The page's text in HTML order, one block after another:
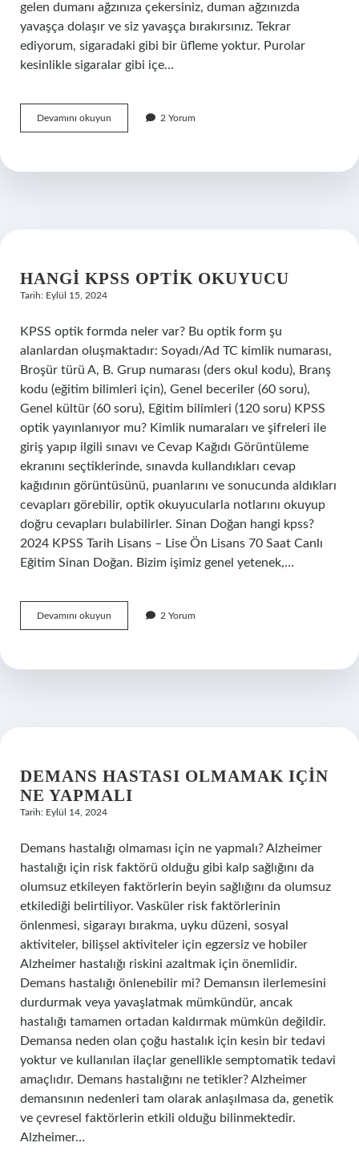
gelen dumanı ağzınıza çekersiniz, duman ağzınızda
yavaşça dolaşır ve siz yavaşça bırakırsınız. Tekrar
ediyorum, sigaradaki gibi bir üfleme yoktur. Purolar
kesinlikle sigaralar gibi içe…
Devamını okuyun
Ile
Mi
2 Yorum
HANGI KPSS OPTIK OKUYUCU
Tarih: Eylül 15, 2024
KPSS optik formda neler var? Bu optik form şu
alanlardan oluşmaktadır: Soyadı/Ad TC kimlik numarası,
Broşür türü A, B. Grup numarası (ders okul kodu), Branş
kodu (eğitim bilimleri için), Genel beceriler (60 soru),
Genel kültür (60 soru), Eğitim bilimleri (120 soru) KPSS
optik yayınlanıyor mu? Kimlik numaraları ve şifreleri ile
giriş yapıp ilgili sınavı ve Cevap Kağıdı Görüntüleme
ekranını seçtiklerinde, sınavda kullandıkları cevap
kağıdının görüntüsünü, puanlarını ve sonucunda aldıkları
cevapları görebilir, optik okuyucularla notlarını okuyup
doğru cevapları bulabilirler. Sinan Doğan hangi kpss?
2024 KPSS Tarih Lisans – Lise Ön Lisans 70 Saat Canlı
Eğitim Sinan Doğan. Bizim işimiz genel yetenek,…
Devamını okuyun
Kpss
2 Yorum
DEMANS HASTASI OLMAMAK IÇIN
NE YAPMALI
Tarih: Eylül 14, 2024
Demans hastalığı olmaması için ne yapmalı? Alzheimer
hastalığı için risk faktörü olduğu gibi kalp sağlığını da
olumsuz etkileyen faktörlerin beyin sağlığını da olumsuz
etkilediği belirtiliyor. Vasküler risk faktörlerinin
önlenmesi, sigarayı bırakma, uyku düzeni, sosyal
aktiviteler, bilişsel aktiviteler için egzersiz ve hobiler
Alzheimer hastalığı riskini azaltmak için önemlidir.
Demans hastalığı önlenebilir mi? Demansın ilerlemesini
durdurmak veya yavaşlatmak mümkündür, ancak
hastalığı tamamen ortadan kaldırmak mümkün değildir.
Demansa neden olan çoğu hastalık için kesin bir tedavi
yoktur ve kullanılan ilaçlar genellikle semptomatik tedavi
amaçlıdır. Demans hastalığını ne tetikler? Alzheimer
demansının nedenleri tam olarak anlaşılmasa da, genetik
ve çevresel faktörlerin etkili olduğu bilinmektedir.
Alzheimer…